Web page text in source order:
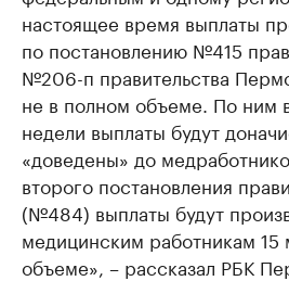
настоящее время выплаты
по постановлению №415
№206-п правительства
не в полном объеме. По ним
недели выплаты будут
«доведены» до
второго постановления
(№484) выплаты будут
медицинским работникам 15
объеме», – рассказал РБК